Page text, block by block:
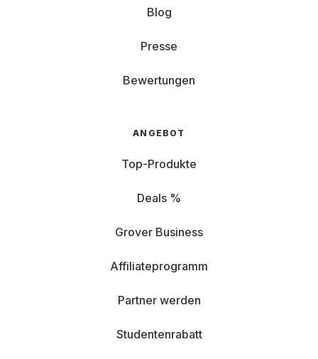
Blog
Presse
Bewertungen
ANGEBOT
Top-Produkte
Deals %
Grover Business
Affiliateprogramm
Partner werden
Studentenrabatt